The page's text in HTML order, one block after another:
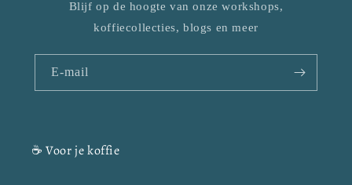
Blijf op de hoogte van onze workshops,
koffiecollecties, blogs en meer
E‑mail
☕ Voor je koffie